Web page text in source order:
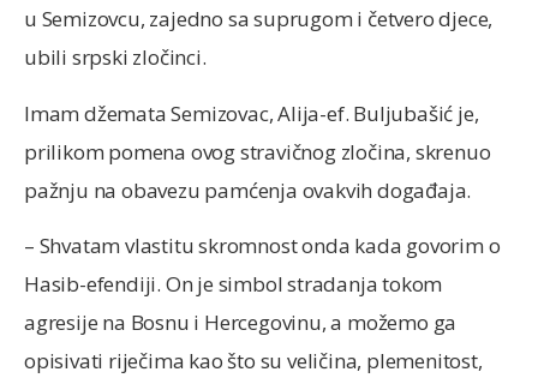
u Semizovcu, zajedno sa suprugom i četvero djece,
ubili srpski zločinci.
Imam džemata Semizovac, Alija-ef. Buljubašić je,
prilikom pomena ovog stravičnog zločina, skrenuo
pažnju na obavezu pamćenja ovakvih događaja.
– Shvatam vlastitu skromnost onda kada govorim o
Hasib-efendiji. On je simbol stradanja tokom
agresije na Bosnu i Hercegovinu, a možemo ga
opisivati riječima kao što su veličina, plemenitost,